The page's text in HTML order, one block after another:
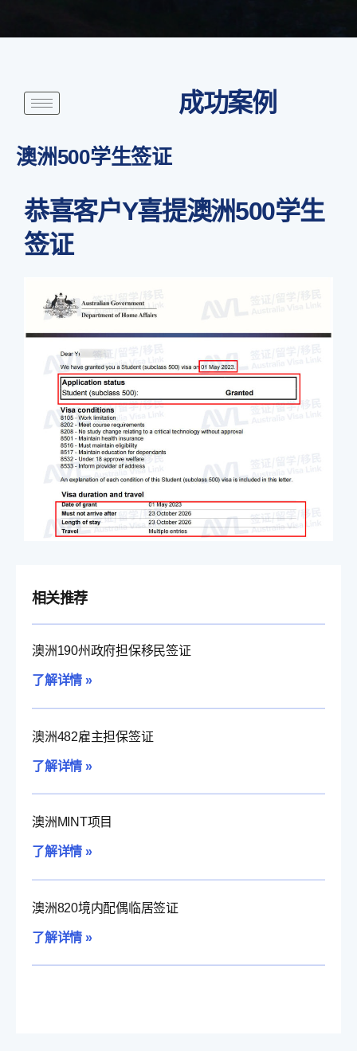
成功案例
澳洲500学生签证
恭喜客户Y喜提澳洲500学生
签证
相关推荐
澳洲190州政府担保移民签证
了解详情 »
澳洲482雇主担保签证
了解详情 »
澳洲MINT项目
了解详情 »
澳洲820境内配偶临居签证
了解详情 »